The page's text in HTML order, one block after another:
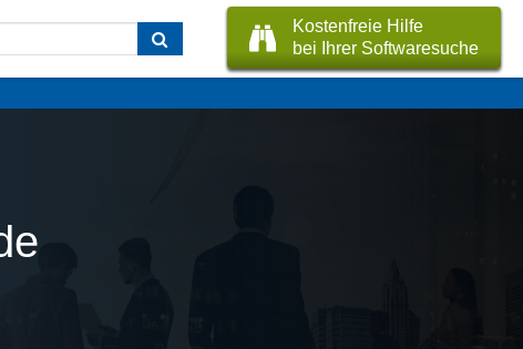
Kostenfreie Hilfe
bei Ihrer Softwaresuche